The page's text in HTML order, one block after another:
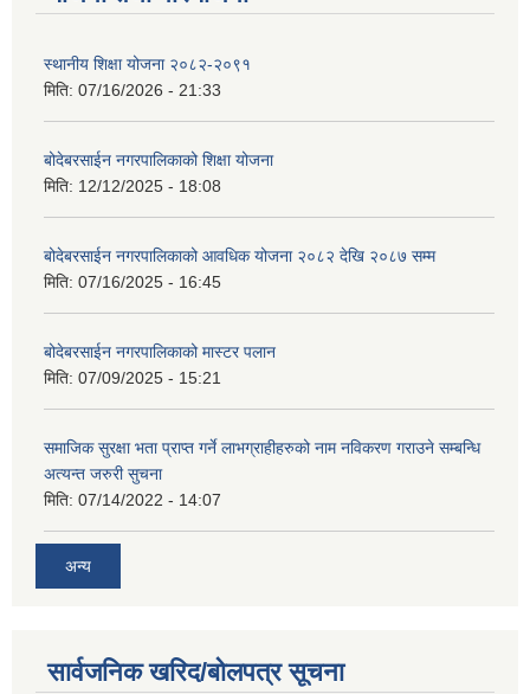
स्थानीय शिक्षा योजना २०८२-२०९१
मिति: 07/16/2026 - 21:33
बोदेबरसाईन नगरपालिकाको शिक्षा योजना
मिति: 12/12/2025 - 18:08
बोदेबरसाईन नगरपालिकाको आवधिक योजना २०८२ देखि २०८७ सम्म
मिति: 07/16/2025 - 16:45
बोदेबरसाईन नगरपालिकाको मास्टर पलान
मिति: 07/09/2025 - 15:21
समाजिक सुरक्षा भता प्राप्त गर्ने लाभग्राहीहरुको नाम नविकरण गराउने सम्बन्धि
अत्यन्त जरुरी सुचना
मिति: 07/14/2022 - 14:07
अन्य
सार्वजनिक खरिद/बोलपत्र सूचना